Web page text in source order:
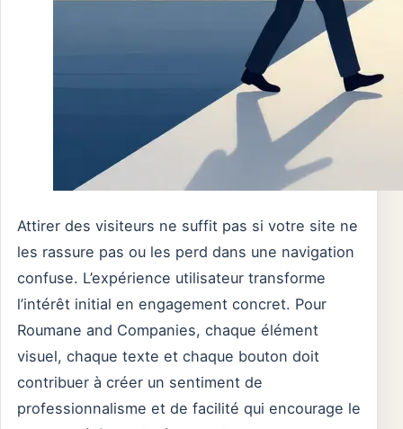
Attirer des visiteurs ne suffit pas si votre site ne
les rassure pas ou les perd dans une navigation
confuse. L’expérience utilisateur transforme
l’intérêt initial en engagement concret. Pour
Roumane and Companies, chaque élément
visuel, chaque texte et chaque bouton doit
contribuer à créer un sentiment de
professionnalisme et de facilité qui encourage le